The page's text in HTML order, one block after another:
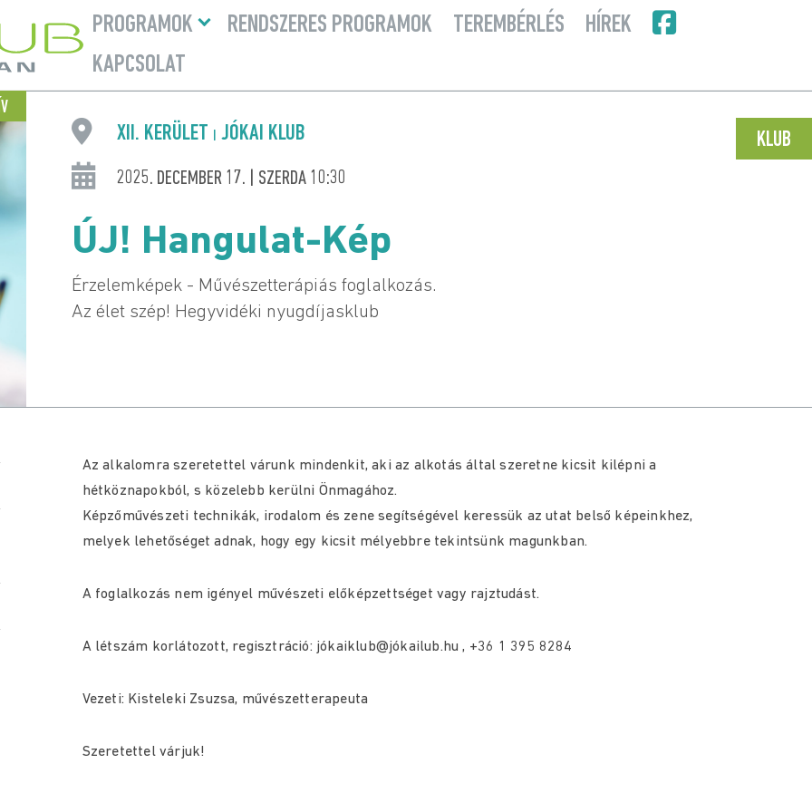
PROGRAMOK
Menü
lenyitásaRENDSZERES PROGRAMOK TEREMBÉRLÉS
HÍREK
KAPCSOLAT
KLUB
XII. KERÜLET JÓKAI KLUB
2025. DECEMBER 17. | SZERDA 10:30
ÚJ! Hangulat-Kép
Érzelemképek - Művészetterápiás foglalkozás.
Az élet szép! Hegyvidéki nyugdíjasklub
Az alkalomra szeretettel várunk mindenkit, aki az alkotás által szeretne kicsit kilépni a
hétköznapokból, s közelebb kerülni Önmagához.
Képzőművészeti technikák, irodalom és zene segítségével keressük az utat belső képeinkhez,
melyek lehetőséget adnak, hogy egy kicsit mélyebbre tekintsünk magunkban.
A foglalkozás nem igényel művészeti előképzettséget vagy rajztudást.
A létszám korlátozott, regisztráció: jókaiklub@jókailub.hu , +36 1 395 8284
Vezeti: Kisteleki Zsuzsa, művészetterapeuta
Szeretettel várjuk!